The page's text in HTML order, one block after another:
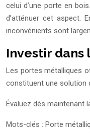
celui d’une porte en
d’atténuer cet aspect.
inconvénients sont
Investir dans
Les portes métalliques
constituent une solution
Évaluez dès maintenant
Mots-clés : Porte